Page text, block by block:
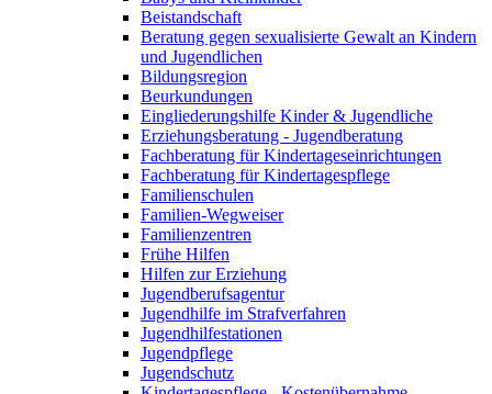
Beistandschaft
Beratung gegen sexualisierte Gewalt an Kindern
und Jugendlichen
Bildungsregion
Beurkundungen
Eingliederungshilfe Kinder & Jugendliche
Erziehungsberatung - Jugendberatung
Fachberatung für Kindertageseinrichtungen
Fachberatung für Kindertagespflege
Familienschulen
Familien-Wegweiser
Familienzentren
Frühe Hilfen
Hilfen zur Erziehung
Jugendberufsagentur
Jugendhilfe im Strafverfahren
Jugendhilfestationen
Jugendpflege
Jugendschutz